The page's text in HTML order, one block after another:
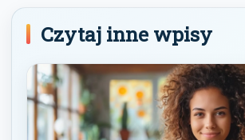
Czytaj inne wpisy